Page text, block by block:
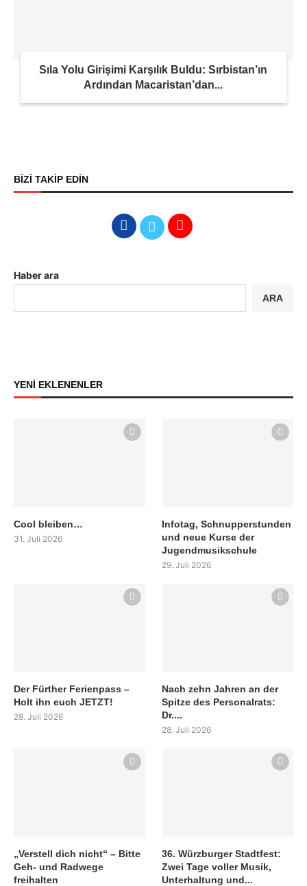
Sıla Yolu Girişimi Karşılık Buldu: Sırbistan’ın
Ardından Macaristan’dan...
BİZİ TAKİP EDİN
Haber ara
ARA
YENİ EKLENENLER
Cool bleiben…
31. Juli 2026
Infotag, Schnupperstunden
und neue Kurse der
Jugendmusikschule
29. Juli 2026
Der Fürther Ferienpass –
Holt ihn euch JETZT!
28. Juli 2026
Nach zehn Jahren an der
Spitze des Personalrats:
Dr....
28. Juli 2026
„Verstell dich nicht“ – Bitte
Geh- und Radwege
freihalten
36. Würzburger Stadtfest:
Zwei Tage voller Musik,
Unterhaltung und...